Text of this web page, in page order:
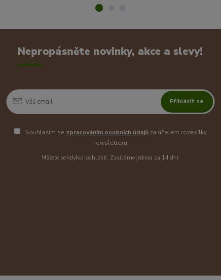
Nepropásněte novinky, akce a slevy!
Přihlásit se
Souhlasím se zpracováním osobních údajů za účelem rozesílky
newsletteru.
Můžete se kdykoli odhlásit. Zasíláme jednou za 14 dní.